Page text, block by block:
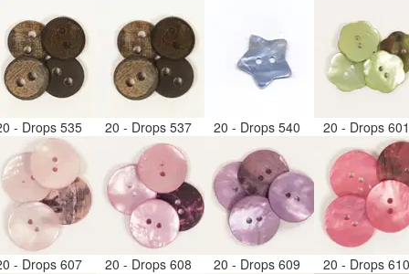
- Drops 535 20 - Drops 537 20 - Drops 540 20 - Drops
- Drops 607 20 - Drops 608 20 - Drops 609 20 - Drops